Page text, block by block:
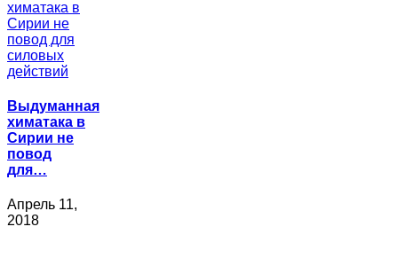
Выдуманная
химатака в
Сирии не
повод
для…
Апрель 11,
2018